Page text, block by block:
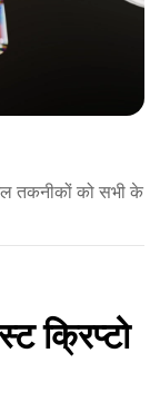
तकनीकों को सभी के
क्रिप्टो